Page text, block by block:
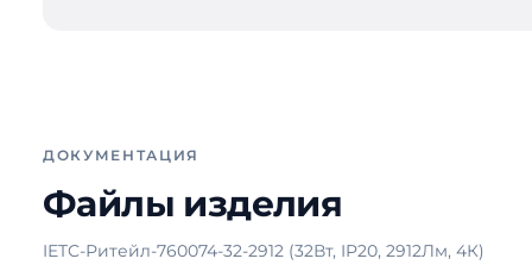
ДОКУМЕНТАЦИЯ
Файлы изделия
IETC-Ритейл-760074-32-2912 (32Вт, IP20, 2912Лм, 4К)